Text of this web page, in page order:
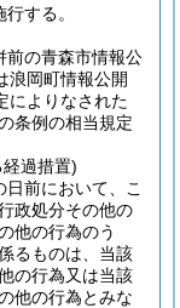
する。
前の青森市情報公
浪岡町情報公開
によりなされた
条例の相当規定
過措置)
前において、こ
政処分その他の
他の行為のう
るものは、当該
の行為又は当該
他の行為とみな